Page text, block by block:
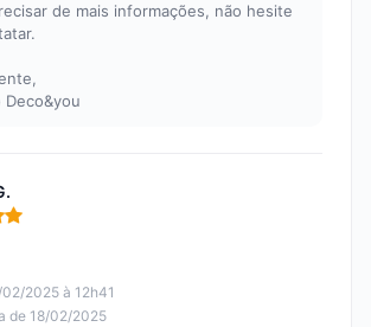
de mais informações, não hesite
5
2025 à 12h41
de 18/02/2025